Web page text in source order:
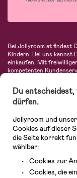
Bei Jollyroom.at findest
Kindern. Bei uns kannst
einkaufen. Mit
kompetenten
Autositze, Kinder- und
fantastischer
vieles mehr. Wir haben
Avent, Jack Wolfskin,
unserem vielfältigen
Du entscheidest,
dürfen.
Jollyroom und
Cookies auf dieser
die Seite korrekt
wählbar:
Cookies zur
Cookies, die